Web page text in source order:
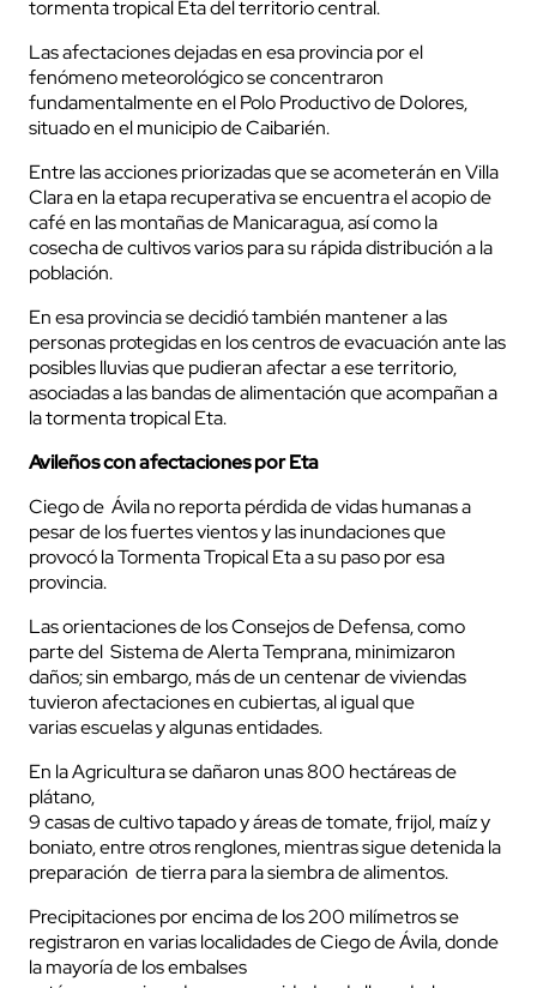
tormenta tropical Eta del territorio central.
Las afectaciones dejadas en esa provincia por el
fenómeno meteorológico se concentraron
fundamentalmente en el Polo Productivo de Dolores,
situado en el municipio de Caibarién.
Entre las acciones priorizadas que se acometerán en Villa
Clara en la etapa recuperativa se encuentra el acopio de
café en las montañas de Manicaragua, así como la
cosecha de cultivos varios para su rápida distribución a la
población.
En esa provincia se decidió también mantener a las
personas protegidas en los centros de evacuación ante las
posibles lluvias que pudieran afectar a ese territorio,
asociadas a las bandas de alimentación que acompañan a
la tormenta tropical Eta.
Avileños con afectaciones por Eta
Ciego de Ávila no reporta pérdida de vidas humanas a
pesar de los fuertes vientos y las inundaciones que
provocó la Tormenta Tropical Eta a su paso por esa
provincia.
Las orientaciones de los Consejos de Defensa, como
parte del Sistema de Alerta Temprana, minimizaron
daños; sin embargo, más de un centenar de viviendas
tuvieron afectaciones en cubiertas, al igual que
varias escuelas y algunas entidades.
En la Agricultura se dañaron unas 800 hectáreas de
plátano,
9 casas de cultivo tapado y áreas de tomate, frijol, maíz y
boniato, entre otros renglones, mientras sigue detenida la
preparación de tierra para la siembra de alimentos.
Precipitaciones por encima de los 200 milímetros se
registraron en varias localidades de Ciego de Ávila, donde
la mayoría de los embalses